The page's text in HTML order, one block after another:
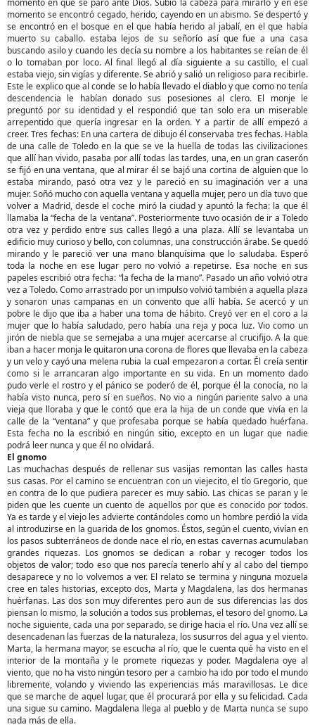
momento en que se paró ante Dios. Subió la cabeza para mirarlo y en ese
momento se encontró cegado, herido, cayendo en un abismo. Se despertó y
se encontró en el bosque en el que había herido al jabalí, en el que había
muerto su caballo. estaba lejos de su señorío así que fue a una casa
buscando asilo y cuando les decía su nombre a los habitantes se reían de él
o lo tomaban por loco. Al final llegó al día siguiente a su castillo, el cual
estaba viejo, sin vigías y diferente. Se abrió y salió un religioso para recibirle.
Este le explico que al conde se lo había llevado el diablo y que como no tenía
descendencia le habían donado sus posesiones al clero. El monje le
preguntó por su identidad y el respondió que tan solo era un miserable
arrepentido que quería ingresar en la orden. Y a partir de allí empezó a
creer. Tres fechas: En una cartera de dibujo él conservaba tres fechas. Habla
de una calle de Toledo en la que se ve la huella de todas las civilizaciones
que allí han vivido, pasaba por allí todas las tardes, una, en un gran caserón
se fijó en una ventana, que al mirar él se bajó una cortina de alguien que lo
estaba mirando, pasó otra vez y le pareció en su imaginación ver a una
mujer. Soñó mucho con aquella ventana y aquella mujer, pero un día tuvo que
volver a Madrid, desde el coche miró la ciudad y apuntó la fecha: la que él
llamaba la “fecha de la ventana”. Posteriormente tuvo ocasión de ir a Toledo
otra vez y perdido entre sus calles llegó a una plaza. Allí se levantaba un
edificio muy curioso y bello, con columnas, una construcción árabe. Se quedó
mirando y le pareció ver una mano blanquísima que lo saludaba. Esperó
toda la noche en ese lugar pero no volvió a repetirse. Esa noche en sus
papeles escribió otra fecha: “la fecha de la mano”. Pasado un año volvió otra
vez a Toledo. Como arrastrado por un impulso volvió también a aquella plaza
y sonaron unas campanas en un convento que allí había. Se acercó y un
pobre le dijo que iba a haber una toma de hábito. Creyó ver en el coro a la
mujer que lo había saludado, pero había una reja y poca luz. Vio como un
jirón de niebla que se semejaba a una mujer acercarse al crucifijo. A la que
iban a hacer monja le quitaron una corona de flores que llevaba en la cabeza
y un velo y cayó una melena rubia la cual empezaron a cortar. Él creía sentir
como si le arrancaran algo importante en su vida. En un momento dado
pudo verle el rostro y el pánico se poderó de él, porque él la conocía, no la
había visto nunca, pero sí en sueños. No vio a ningún pariente salvo a una
vieja que lloraba y que le contó que era la hija de un conde que vivía en la
calle de la “ventana” y que profesaba porque se había quedado huérfana.
Esta fecha no la escribió en ningún sitio, excepto en un lugar que nadie
podrá leer nunca y que él no olvidará.
El gnomo
Las muchachas después de rellenar sus vasijas remontan las calles hasta
sus casas. Por el camino se encuentran con un viejecito, el tío Gregorio, que
en contra de lo que pudiera parecer es muy sabio. Las chicas se paran y le
piden que les cuente un cuento de aquellos por que es conocido por todos.
Ya es tarde y el viejo les advierte contándoles como un hombre perdió la vida
al introduzirse en la guarida de los gnomos. Éstos, según el cuento, vivían en
los pasos subterráneos de donde nace el río, en estas cavernas acumulaban
grandes riquezas. Los gnomos se dedican a robar y recoger todos los
objetos de valor; todo eso que nos parecía tenerlo ahí y al cabo del tiempo
desaparece y no lo volvemos a ver. El relato se termina y ninguna mozuela
cree en tales historias, excepto dos, Marta y Magdalena, las dos hermanas
huérfanas. Las dos son muy diferentes pero aun de sus diferencias las dos
piensan lo mismo, la solución a todos sus problemas, el tesoro del gnomo. La
noche siguiente, cada una por separado, se dirige hacia el río. Una vez allí se
desencadenan las fuerzas de la naturaleza, los susurros del agua y el viento.
Marta, la hermana mayor, se escucha al río, que le cuenta qué ha visto en el
interior de la montaña y le promete riquezas y poder. Magdalena oye al
viento, que no ha visto ningún tesoro per a cambio ha ido por todo el mundo
libremente, volando y viviendo las experiencias más maravillosas. Le dice
que se marche de aquel lugar, que él procurará por ella y su felicidad. Cada
una sigue su camino. Magdalena llega al pueblo y de Marta nunca se supo
nada más de ella.